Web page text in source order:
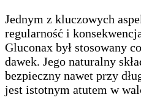
Jednym z kluczowych
regularność i
Gluconax był stosowany
dawek. Jego naturalny
bezpieczny nawet przy
jest istotnym atutem w